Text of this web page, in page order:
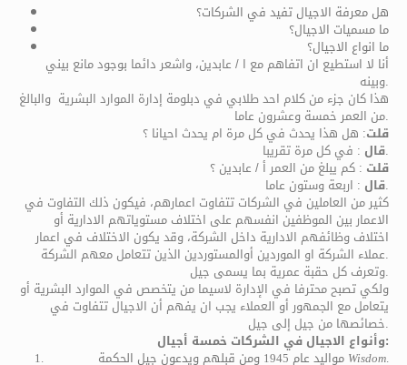
هل معرفة الاجيال تفيد في الشركات؟
ما مسميات الاجيال؟
ما انواع الاجيال؟
أنا لا استطيع ان اتفاهم مع ا / عابدين، واشعر دائما بوجود مانع بيني
وبينه.
هذا كان جزء من كلام احد طلابي في دبلومة إدارة الموارد البشرية والبالغ
من العمر خمسة وعشرون عاما.
قلت: هل هذا يحدث في كل مرة ام يحدث احيانا ؟
قال: في كل مرة تقريبا.
قلت : كم يبلغ من العمر أ / عابدين ؟
قال: اربعة وستون عاما.
كثير من العاملين في الشركات تتفاوت اعمارهم، فيكون ذلك التفاوت في
الاعمار بين الموظفين انفسهم على اختلاف مستوياتهم الادارية أو
اختلاف وظائفهم الادارية داخل الشركة، وقد يكون الاختلاف في اعمار
عملاء الشركة او الموردين أوالمستوردين الذين تتعامل معهم الشركة.
وتعرف كل حقبة عمرية بما يسمى جيل.
ولكي تصبح محترفا في الإدارة لاسيما من يتخصص في الموارد البشرية أو
يتعامل مع الجمهور أو العملاء يجب ان يفهم أن الاجيال تتفاوت في
خصائصها من جيل إلى جيل.
وأنواع الاجيال في الشركات خمسة أجيال:
Wisdom.